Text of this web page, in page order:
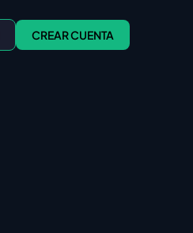
CREAR CUENTA